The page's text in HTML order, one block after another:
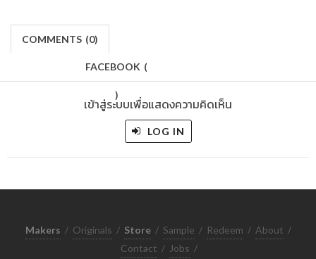
COMMENTS (0)
FACEBOOK (
)
เข้าสู่ระบบเพื่อแสดงความคิดเห็น
LOG IN
Makers / Originals / Store / Sample / Redeem / About /
Contact / Jobs /